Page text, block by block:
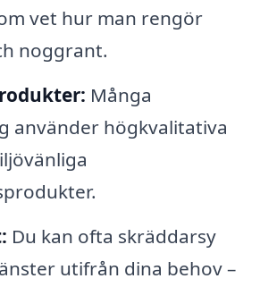
vet hur man rengör
noggrant.
Många
använder högkvalitativa
Du kan ofta skräddarsy
utifrån dina behov –